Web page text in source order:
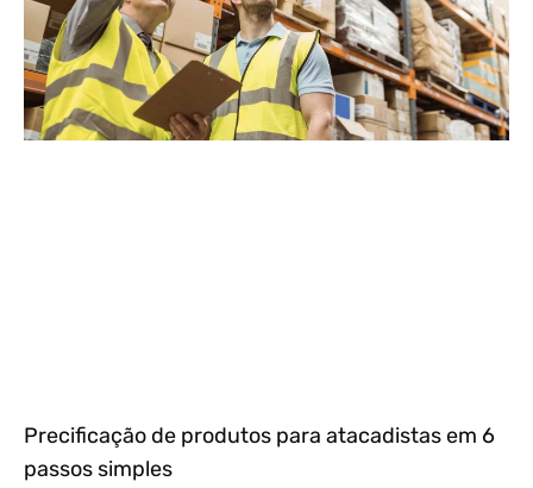
Precificação de produtos para atacadistas em 6
passos simples